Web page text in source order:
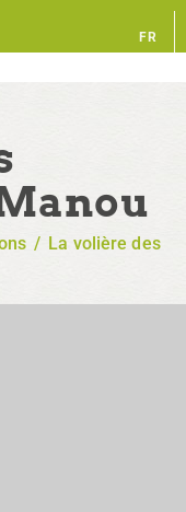
FR
/ La volière des